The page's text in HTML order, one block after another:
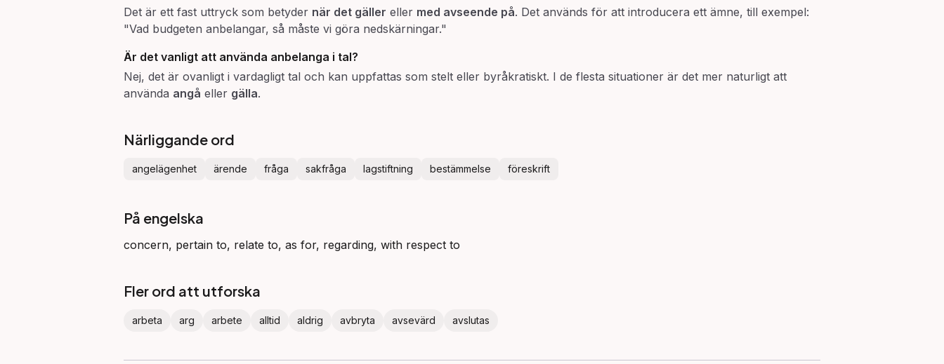
Det är ett fast uttryck som betyder när det gäller eller med avseende på. Det används för att introducera ett ämne, till exempel:
"Vad budgeten anbelangar, så måste vi göra nedskärningar."
Är det vanligt att använda anbelanga i tal?
Nej, det är ovanligt i vardagligt tal och kan uppfattas som stelt eller byråkratiskt. I de flesta situationer är det mer naturligt att
använda angå eller gälla.
Närliggande ord
angelägenhet ärende fråga sakfråga lagstiftning bestämmelse föreskrift
På engelska
concern, pertain to, relate to, as for, regarding, with respect to
Fler ord att utforska
arbeta arg arbete alltid aldrig avbryta avsevärd avslutas